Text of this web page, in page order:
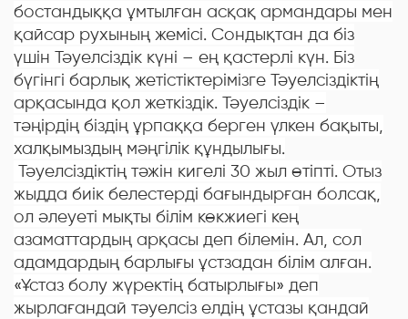
бостандыққа ұмтылған асқақ армандары мен
қайсар рухының жемісі. Сондықтан да біз
үшін Тәуелсіздік күні – ең қастерлі күн. Біз
бүгінгі барлық жетістіктерімізге Тәуелсіздіктің
арқасында қол жеткіздік. Тәуелсіздік –
тәңірдің біздің ұрпаққа берген үлкен бақыты,
халқымыздың мәңгілік құндылығы.
Тәуелсіздіктің тәжін кигелі 30 жыл өтіпті. Отыз
жыдда биік белестерді бағындырған болсақ,
ол әлеуеті мықты білім көкжиегі кең
азаматтардың арқасы деп білемін. Ал, сол
адамдардың барлығы ұстзадан білім алған.
«Ұстаз болу жүректің батырлығы» деп
жырлағандай тәуелсіз елдің ұстазы қандай